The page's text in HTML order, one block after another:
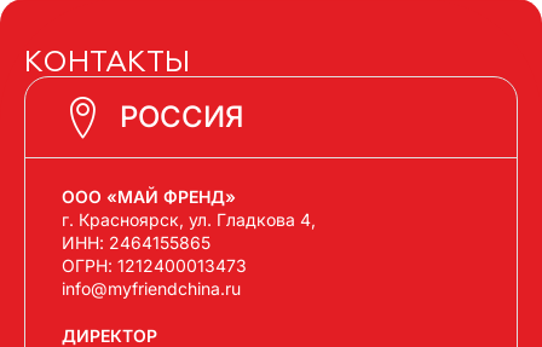
КОНТАКТЫ
РОССИЯ
ООО «МАЙ ФРЕНД»
г. Красноярск, ул. Гладкова 4,
ИНН: 2464155865
ОГРН: 1212400013473
info@myfriendchina.ru
ДИРЕКТОР